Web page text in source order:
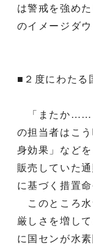
は警戒を強め
のイメージダ
■２度にわたる
「またか……
の担当者はこ
身効果」など
販売していた
に基づく措置
このところ水
厳しさを増し
に国センが水